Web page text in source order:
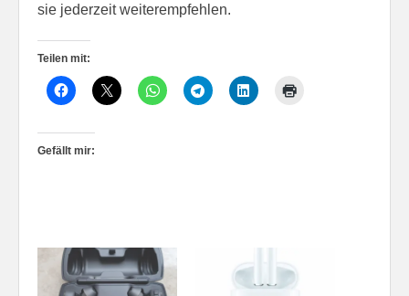
sie jederzeit weiterempfehlen.
Teilen mit:
Gefällt mir: